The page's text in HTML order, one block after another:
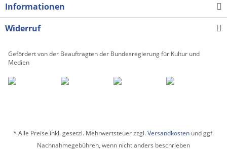
Informationen
Widerruf
Gefördert von der Beauftragten der Bundesregierung für Kultur und
Medien
* Alle Preise inkl. gesetzl. Mehrwertsteuer zzgl.Versandkosten und ggf.
Nachnahmegebühren, wenn nicht anders beschrieben